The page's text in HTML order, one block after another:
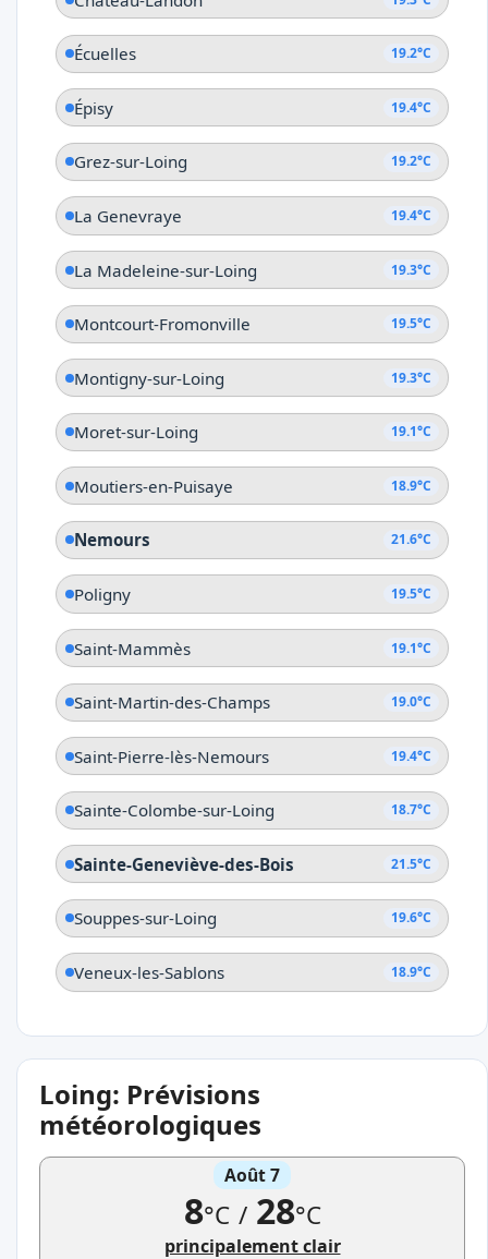
Écuelles 19.2°C
Épisy 19.4°C
Grez-sur-Loing 19.2°C
La Genevraye 19.4°C
La Madeleine-sur-Loing 19.3°C
Montcourt-Fromonville 19.5°C
Montigny-sur-Loing 19.3°C
Moret-sur-Loing 19.1°C
Moutiers-en-Puisaye 18.9°C
Nemours 21.6°C
Poligny 19.5°C
Saint-Mammès 19.1°C
Saint-Martin-des-Champs 19.0°C
Saint-Pierre-lès-Nemours 19.4°C
Sainte-Colombe-sur-Loing 18.7°C
Sainte-Geneviève-des-Bois 21.5°C
Souppes-sur-Loing 19.6°C
Veneux-les-Sablons 18.9°C
Loing: Prévisions
météorologiques
Août 7
8°C /28°C
principalement clair